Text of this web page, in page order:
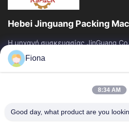
Hebei Jinguang Packing
Η μηχανή συσκευασίας JinGuang
επαγγελματικός ζαρωμένος
χαρτοκιβωτίων και σχετικά
Γρήγοροι Σύνδεσμοι
Περίπου Εμείς
Fiona
8:34 AM
Good day, what product are you